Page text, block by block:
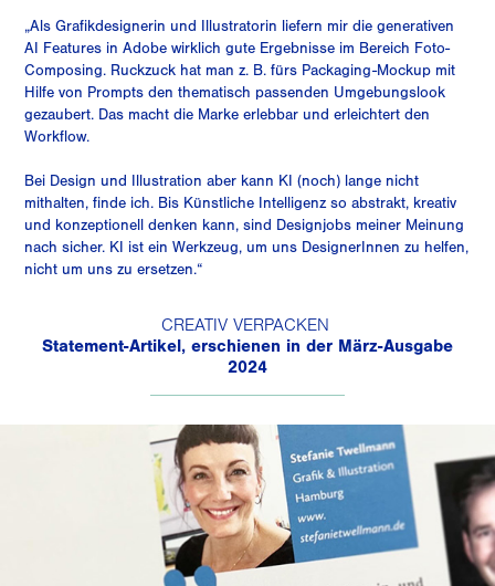
„Als Grafikdesignerin und Illustratorin liefern mir die generativen
AI Features in Adobe wirklich gute Ergebnisse im Bereich Foto-
Composing. Ruckzuck hat man z. B. fürs Packaging-Mockup mit
Hilfe von Prompts den thematisch passenden Umgebungslook
gezaubert. Das macht die Marke erlebbar und erleichtert den
Workflow.
Bei Design und Illustration aber kann KI (noch) lange nicht
mithalten, finde ich. Bis Künstliche Intelligenz so abstrakt, kreativ
und konzeptionell denken kann, sind Designjobs meiner Meinung
nach sicher. KI ist ein Werkzeug, um uns DesignerInnen zu helfen,
nicht um uns zu ersetzen.“
CREATIV VERPACKEN
Statement-Artikel, erschienen in der März-Ausgabe
2024